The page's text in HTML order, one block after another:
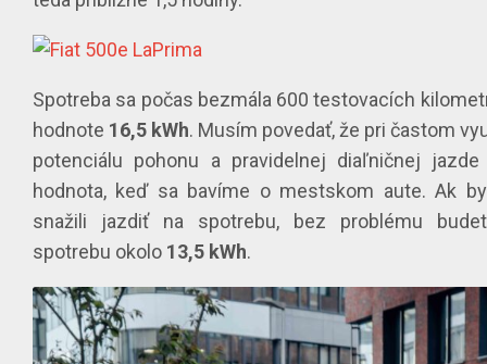
Spotreba sa počas bezmála 600 testovacích
hodnote 16,5 kWh. Musím povedať, že pri častom
potenciálu pohonu a pravidelnej diaľničnej
hodnota, keď sa bavíme o mestskom aute. Ak
snažili jazdiť na spotrebu, bez problému
spotrebu okolo 13,5 kWh.